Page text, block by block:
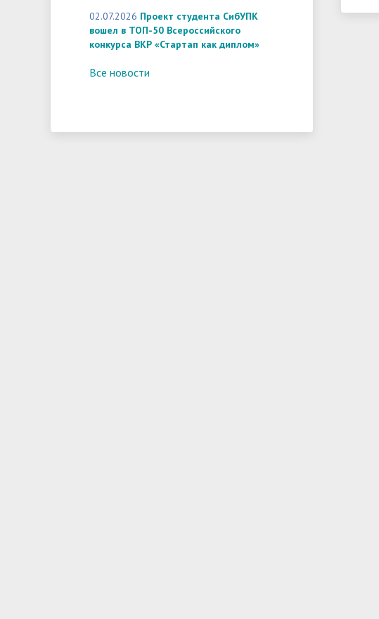
02.07.2026 Проект студента СибУПК
вошел в ТОП-50 Всероссийского
конкурса ВКР «Стартап как диплом»
Все новости